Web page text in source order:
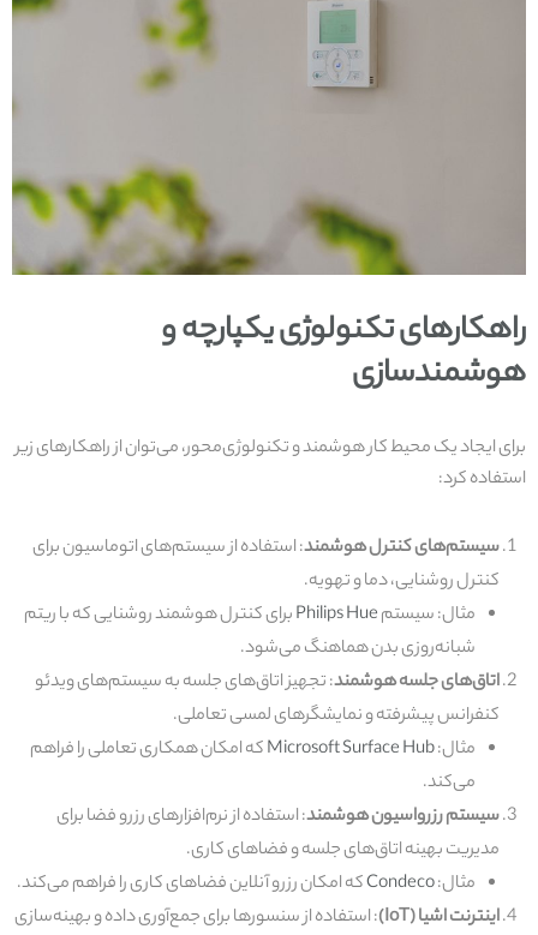
راهکارهای تکنولوژی یکپارچه و
هوشمندسازی
برای ایجاد یک محیط کار هوشمند و تکنولوژی‌محور، می‌توان از راهکارهای زیر
استفاده کرد:
سیستم‌های کنترل هوشمند: استفاده از سیستم‌های اتوماسیون برای
کنترل روشنایی، دما و تهویه.
مثال: سیستمPhilips Hueبرای کنترل هوشمند روشنایی که با ریتم
شبانه‌روزی بدن هماهنگ می‌شود.
اتاق‌های جلسه هوشمند: تجهیز اتاق‌های جلسه به سیستم‌های ویدئو
کنفرانس پیشرفته و نمایشگرهای لمسی تعاملی.
مثال:Microsoft Surface Hubکه امکان همکاری تعاملی را فراهم
می‌کند.
سیستم رزرواسیون هوشمند: استفاده از نرم‌افزارهای رزرو فضا برای
مدیریت بهینه اتاق‌های جلسه و فضاهای کاری.
مثال:Condecoکه امکان رزرو آنلاین فضاهای کاری را فراهم می‌کند.
اینترنت اشیا (IoT)
: استفاده از سنسورها برای جمع‌آوری داده و بهینه‌سازی